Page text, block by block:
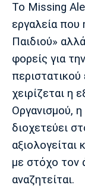
Το Missing
εργαλεία που
Παιδιού»
φορείς για
χειρίζεται η
Οργανισμού,
διοχετεύει
αξιολογείται
με στόχο τον
αναζητείται.